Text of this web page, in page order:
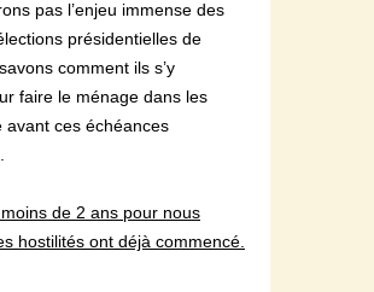
pas l’enjeu immense des
présidentielles de
comment ils s’y
faire le ménage dans les
avant ces échéances
de 2 ans pour nous
hostilités ont déjà commencé.